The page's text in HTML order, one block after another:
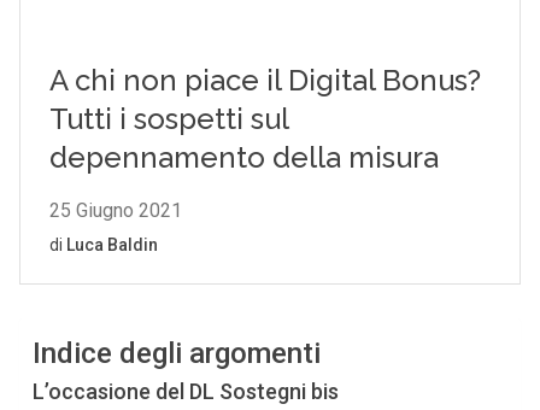
Indice degli argomenti
L’occasione del DL Sostegni bis